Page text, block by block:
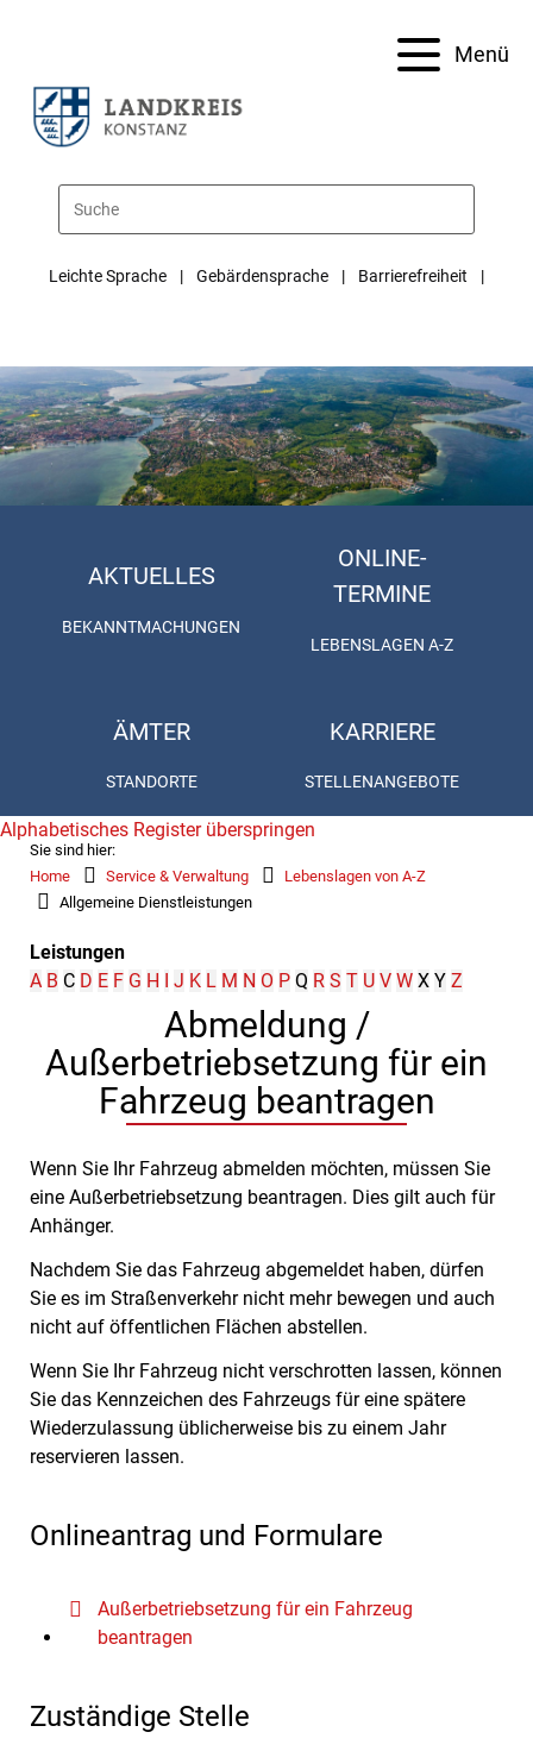
Menü
Leichte Sprache Gebärdensprache Barrierefreiheit
AKTUELLES
BEKANNTMACHUNGEN
ONLINE-
TERMINE
LEBENSLAGEN A-Z
ÄMTER
STANDORTE
KARRIERE
STELLENANGEBOTE
Sie sind hier:
Home
Service & Verwaltung
Lebenslagen von A-Z
Allgemeine Dienstleistungen
Leistungen
Alphabetisches Register überspringen
A B C D E F G H I J K L M N O P Q R S T U V W X Y Z
Abmeldung /
Außerbetriebsetzung für ein
Fahrzeug beantragen
Wenn Sie Ihr Fahrzeug abmelden möchten, müssen Sie
eine Außerbetriebsetzung beantragen. Dies gilt auch für
Anhänger.
Nachdem Sie das Fahrzeug abgemeldet haben, dürfen
Sie es im Straßenverkehr nicht mehr bewegen und auch
nicht auf öffentlichen Flächen abstellen.
Wenn Sie Ihr Fahrzeug nicht verschrotten lassen, können
Sie das Kennzeichen des Fahrzeugs für eine spätere
Wiederzulassung üblicherweise bis zu einem Jahr
reservieren lassen.
Onlineantrag und Formulare
Außerbetriebsetzung für ein Fahrzeug
beantragen
Zuständige Stelle